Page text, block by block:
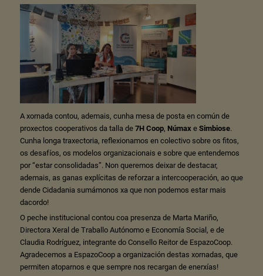
A xornada contou, ademais, cunha mesa de posta en común de
proxectos cooperativos da talla de 7H Coop, Númax e Simbiose.
Cunha longa traxectoria, reflexionamos en colectivo sobre os fitos,
os desafíos, os modelos organizacionais e sobre que entendemos
por “estar consolidadas”. Non queremos deixar de destacar,
ademais, as ganas explícitas de reforzar a intercooperación, ao que
dende Cidadania sumámonos xa que non podemos estar mais
dacordo!
O peche institucional contou coa presenza de Marta Mariño,
Directora Xeral de Traballo Autónomo e Economía Social, e de
Claudia Rodríguez, integrante do Consello Reitor de EspazoCoop.
Agradecemos a EspazoCoop a organización destas xornadas, que
permiten atoparnos e que sempre nos recargan de enerxías!